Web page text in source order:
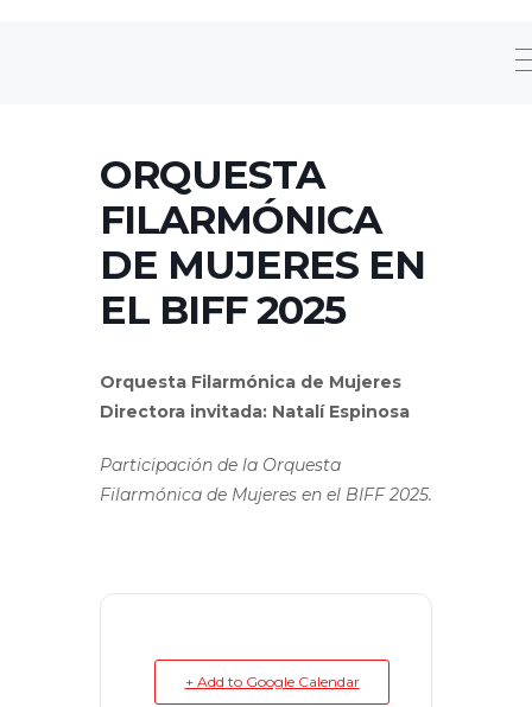
ORQUESTA
FILARMÓNICA
DE MUJERES EN
EL BIFF 2025
Orquesta Filarmónica de Mujeres
Directora invitada: Natalí Espinosa
Participación de la Orquesta
Filarmónica de Mujeres en el BIFF 2025.
+ Add to Google Calendar